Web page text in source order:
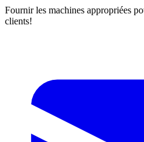
Fournir les machines appropriées
clients!